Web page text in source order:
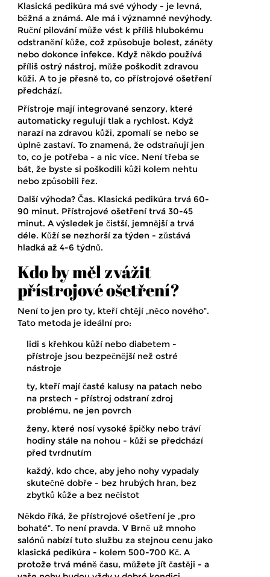
Klasická pedikúra má své výhody - je levná,
běžná a známá. Ale má i významné nevýhody.
Ruční pilování může vést k příliš hlubokému
odstranění kůže, což způsobuje bolest, záněty
nebo dokonce infekce. Když někdo používá
příliš ostrý nástroj, může poškodit zdravou
kůži. A to je přesně to, co přístrojové ošetření
předchází.
Přístroje mají integrované senzory, které
automaticky regulují tlak a rychlost. Když
narazí na zdravou kůži, zpomalí se nebo se
úplně zastaví. To znamená, že odstraňují jen
to, co je potřeba - a nic více. Není třeba se
bát, že byste si poškodili kůži kolem nehtu
nebo způsobili řez.
Další výhoda? Čas. Klasická pedikúra trvá 60-
90 minut. Přístrojové ošetření trvá 30-45
minut. A výsledek je čistší, jemnější a trvá
déle. Kůží se nezhorší za týden - zůstává
hladká až 4-6 týdnů.
Kdo by měl zvážit
přístrojové ošetření?
Není to jen pro ty, kteří chtějí „něco nového“.
Tato metoda je ideální pro:
lidi s křehkou kůží nebo diabetem -
přístroje jsou bezpečnější než ostré
nástroje
ty, kteří mají časté kalusy na patach nebo
na prstech - přístroj odstraní zdroj
problému, ne jen povrch
ženy, které nosí vysoké špičky nebo tráví
hodiny stále na nohou - kůži se předchází
před tvrdnutím
každý, kdo chce, aby jeho nohy vypadaly
skutečně dobře - bez hrubých hran, bez
zbytků kůže a bez nečistot
Někdo říká, že přístrojové ošetření je „pro
bohaté“. To není pravda. V Brně už mnoho
salónů nabízí tuto službu za stejnou cenu jako
klasická pedikúra - kolem 500-700 Kč. A
protože trvá méně času, můžete jít častěji - a